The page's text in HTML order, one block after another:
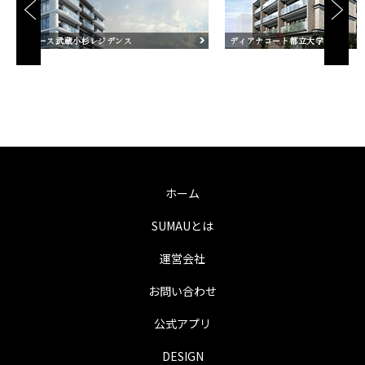
ホーム
SUMAUとは
運営会社
お問い合わせ
公式アプリ
DESIGN